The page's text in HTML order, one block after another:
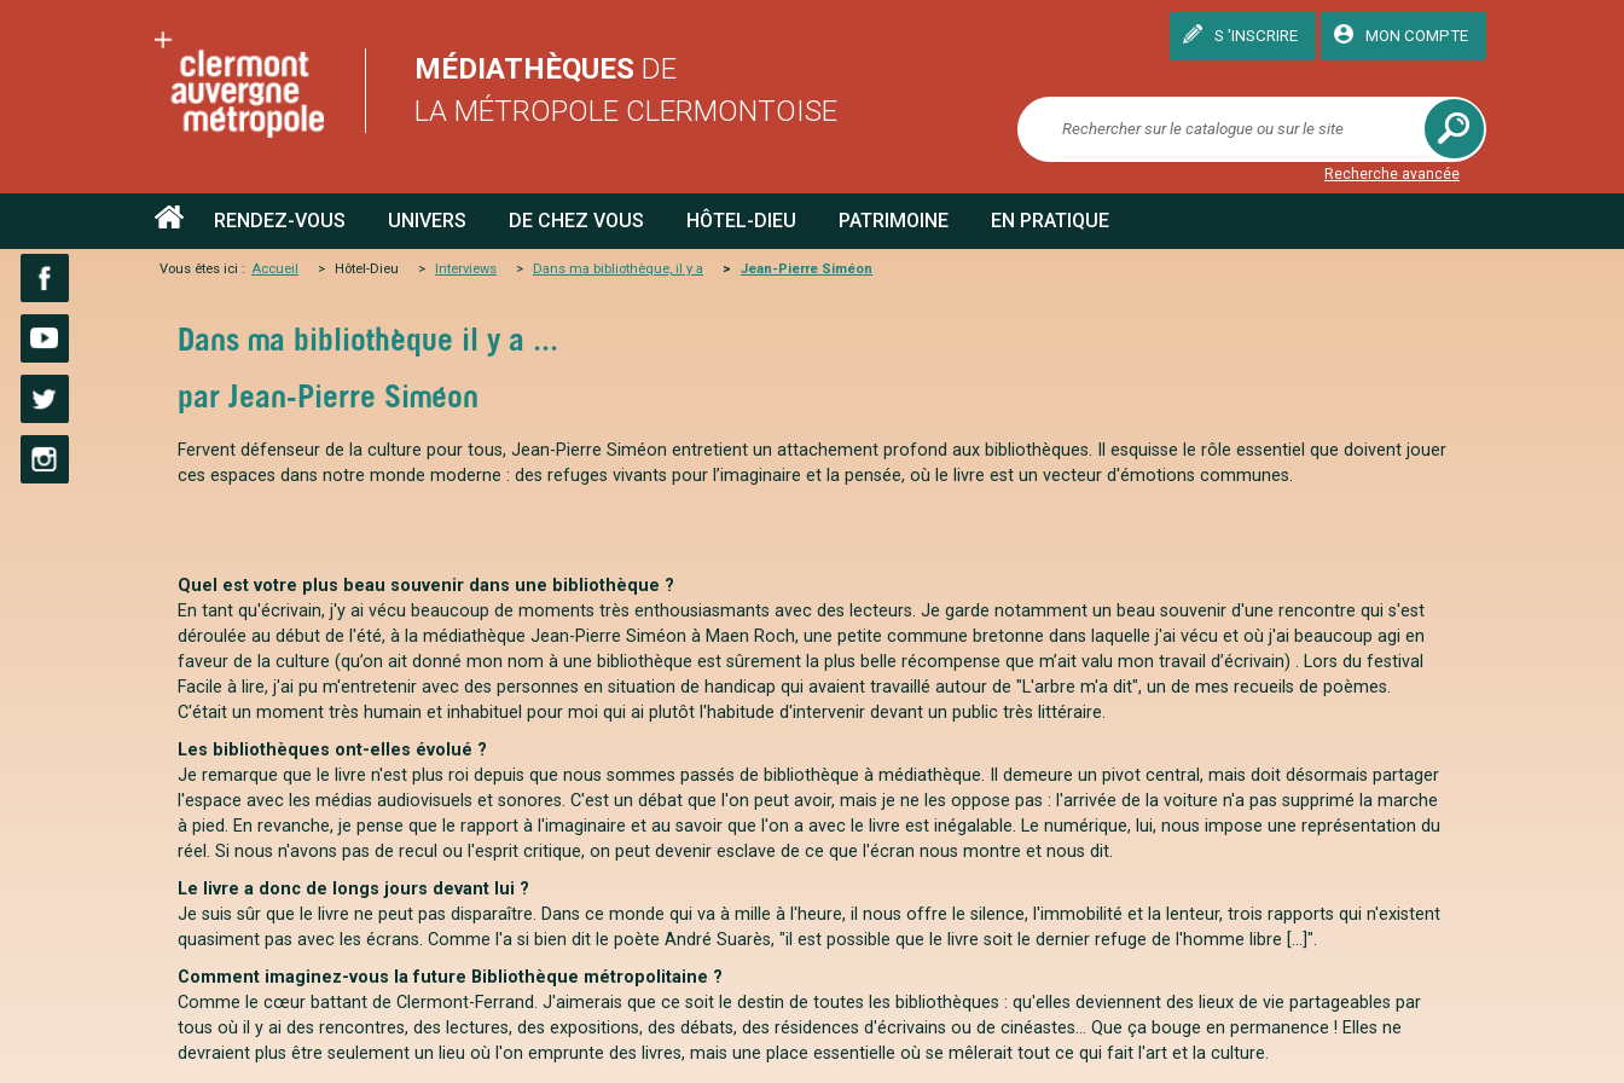
MÉDIATHÈQUES DE
LA MÉTROPOLE CLERMONTOISE
S 'INSCRIRE MON COMPTE
Recherche avancée
ACCUEIL RENDEZ-VOUS UNIVERS DE CHEZ VOUS HÔTEL-DIEU PATRIMOINE EN PRATIQUE
Vous êtes ici : Accueil Hôtel-Dieu Interviews Dans ma bibliothèque, il y a Jean-Pierre Siméon
Dans ma bibliothèque il y a ...
par Jean-Pierre Siméon
Fervent défenseur de la culture pour tous, Jean-Pierre Siméon entretient un attachement profond aux bibliothèques. Il esquisse le rôle essentiel que doivent jouer
ces espaces dans notre monde moderne : des refuges vivants pour l’imaginaire et la pensée, où le livre est un vecteur d'émotions communes.
Quel est votre plus beau souvenir dans une bibliothèque ?
En tant qu'écrivain, j'y ai vécu beaucoup de moments très enthousiasmants avec des lecteurs. Je garde notamment un beau souvenir d'une rencontre qui s'est
déroulée au début de l'été, à la médiathèque Jean-Pierre Siméon à Maen Roch, une petite commune bretonne dans laquelle j'ai vécu et où j'ai beaucoup agi en
faveur de la culture (qu’on ait donné mon nom à une bibliothèque est sûrement la plus belle récompense que m’ait valu mon travail d’écrivain) . Lors du festival
Facile à lire, j'ai pu m'entretenir avec des personnes en situation de handicap qui avaient travaillé autour de "L'arbre m'a dit", un de mes recueils de poèmes.
C'était un moment très humain et inhabituel pour moi qui ai plutôt l'habitude d'intervenir devant un public très littéraire.
Les bibliothèques ont-elles évolué ?
Je remarque que le livre n'est plus roi depuis que nous sommes passés de bibliothèque à médiathèque. Il demeure un pivot central, mais doit désormais partager
l'espace avec les médias audiovisuels et sonores. C'est un débat que l'on peut avoir, mais je ne les oppose pas : l'arrivée de la voiture n'a pas supprimé la marche
à pied. En revanche, je pense que le rapport à l'imaginaire et au savoir que l'on a avec le livre est inégalable. Le numérique, lui, nous impose une représentation du
réel. Si nous n'avons pas de recul ou l'esprit critique, on peut devenir esclave de ce que l'écran nous montre et nous dit.
Le livre a donc de longs jours devant lui ?
Je suis sûr que le livre ne peut pas disparaître. Dans ce monde qui va à mille à l'heure, il nous offre le silence, l'immobilité et la lenteur, trois rapports qui n'existent
quasiment pas avec les écrans. Comme l'a si bien dit le poète André Suarès, "il est possible que le livre soit le dernier refuge de l'homme libre [...]".
Comment imaginez-vous la future Bibliothèque métropolitaine ?
Comme le cœur battant de Clermont-Ferrand. J'aimerais que ce soit le destin de toutes les bibliothèques : qu'elles deviennent des lieux de vie partageables par
tous où il y ai des rencontres, des lectures, des expositions, des débats, des résidences d'écrivains ou de cinéastes... Que ça bouge en permanence ! Elles ne
devraient plus être seulement un lieu où l'on emprunte des livres, mais une place essentielle où se mêlerait tout ce qui fait l'art et la culture.
Facebook
YouTube
Twitter